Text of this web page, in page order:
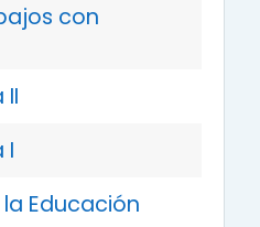
con
I
Educación